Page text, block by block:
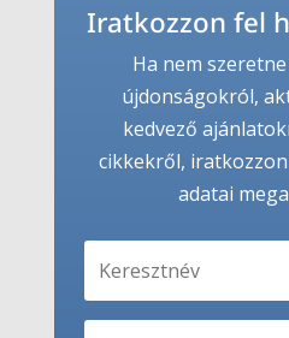
Iratkozzon fel
Ha nem
újdonságokról,
kedvező
cikkekről,
adatai